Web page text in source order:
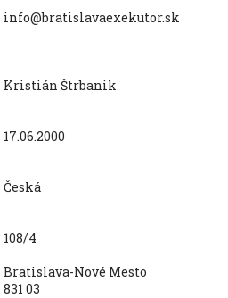
info@bratislavaexekutor.sk
Kristián Štrbanik
17.06.2000
Česká
108/4
Bratislava-Nové Mesto
831 03